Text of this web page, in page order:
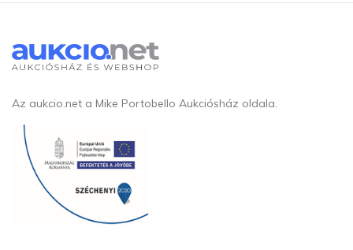
Az aukcio.net a Mike Portobello Aukciósház oldala.